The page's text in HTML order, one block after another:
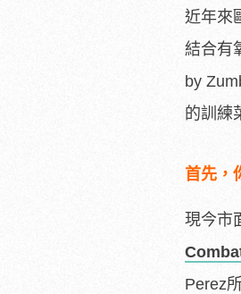
近年來
結合有
by
的訓練
首先，
現今市
Perez